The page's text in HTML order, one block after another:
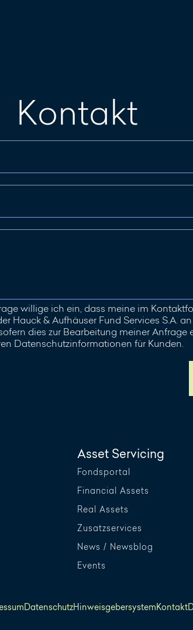
Kontakt
willige ich ein, dass meine im
Hauck & Aufhäuser Fund Services S.A.
dies zur Bearbeitung meiner Anfrage
Datenschutzinformationen für Kunden.
Asset Servicing
Fondsportal
Financial Assets
Real Assets
Zusatzservices
News / Newsblog
Events
DatenschutzHinweisgebersystemKontakt